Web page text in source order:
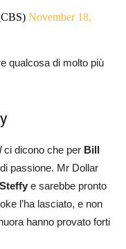
November 18,
qualcosa di molto più
ci dicono che per Bill
passione. Mr Dollar
Steffy e sarebbe pronto
l’ha lasciato, e non
hanno provato forti